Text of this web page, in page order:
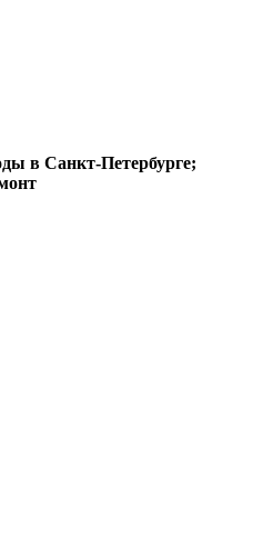
в Санкт-Петербурге;